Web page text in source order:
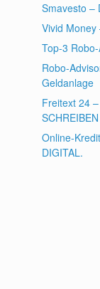
Smavesto –
Vivid
Top-3
Robo-
Geldanlage
Freitext 24
SCHREIBEN
Online-
DIGITAL.